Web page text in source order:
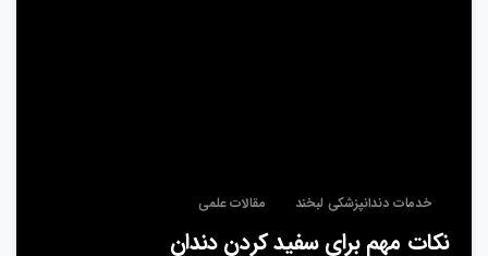
خدمات دندانپزشکی لبخند مقالات علمی
نکات مهم برای سفید کردن دندان